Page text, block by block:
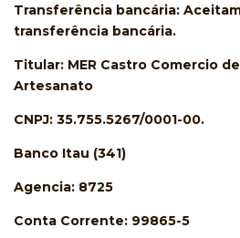
Transferência bancária:
transferência bancária.
Titular: MER Castro Comercio
Artesanato
CNPJ: 35.755.5267/0001-00.
Banco Itau (341)
Agencia: 8725
Conta Corrente: 99865-5